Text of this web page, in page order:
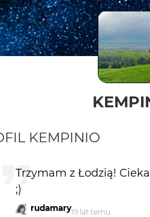
KEMPINIO
Trzymam z Łodzią!
;)
rudamary19 lat temu